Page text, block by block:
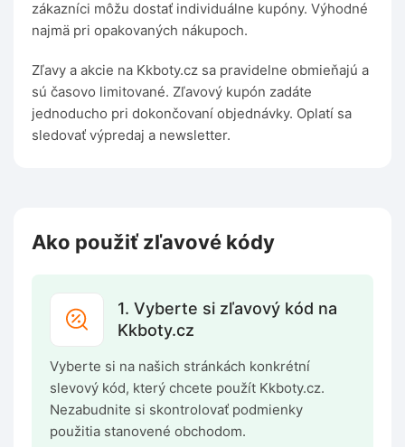
zákazníci môžu dostať individuálne kupóny. Výhodné
najmä pri opakovaných nákupoch.
Zľavy a akcie na Kkboty.cz sa pravidelne obmieňajú a
sú časovo limitované. Zľavový kupón zadáte
jednoducho pri dokončovaní objednávky. Oplatí sa
sledovať výpredaj a newsletter.
Ako použiť zľavové kódy
1. Vyberte si zľavový kód na
Kkboty.cz
Vyberte si na našich stránkách konkrétní
slevový kód, který chcete použít Kkboty.cz.
Nezabudnite si skontrolovať podmienky
použitia stanovené obchodom.